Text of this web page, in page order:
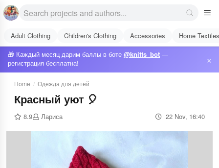
Adult Clothing Children's Clothing Accessories
Home Textiles
🎁 Каждый месяц дарим баллы в боте @knitts_bot —
регистрация бесплатна!
×
Home / Одежда для детей
Красный уют 🎈
8.9 Лариса 22 Nov, 16:40